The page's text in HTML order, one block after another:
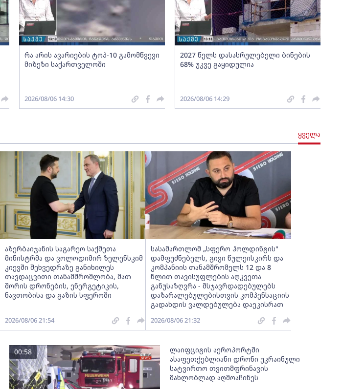
რა არის ავარიების ტოპ-10 გამომწვევი
მიზეზი საქართველოში
2026/08/06 14:30
2027 წელს დასასრულებელი ბინების
68% უკვე გაყიდულია
2026/08/06 14:29
ყველა
აზერბაიჯანის საგარეო საქმეთა
მინისტრმა და ვოლოდიმირ ზელენსკიმ
კიევში შეხვედრაზე განიხილეს
თავდაცვითი თანამშრომლობა, მათ
შორის დრონების, ენერგეტიკის,
ნავთობისა და გაზის სფეროში
2026/08/06 21:54
სასამართლომ „სფერო ჰოლდინგის"
დამფუძნებელს, გივი წულეისკირს და
კომპანიის თანამშრომელს 12 და 8
წლით თავისუფლების აღკვეთა
განუსაზღვრა - მსჯავრდადებულებს
დაზარალებულებისთვის კომპენსაციის
გადახდის ვალდებულება დაეკისრათ
2026/08/06 21:32
ლაიფციგის აეროპორტში
ასაფეთქებლიანი დრონი უკრაინული
სატვირთო თვითმფრინავის
მახლობლად აღმოაჩინეს
00:58